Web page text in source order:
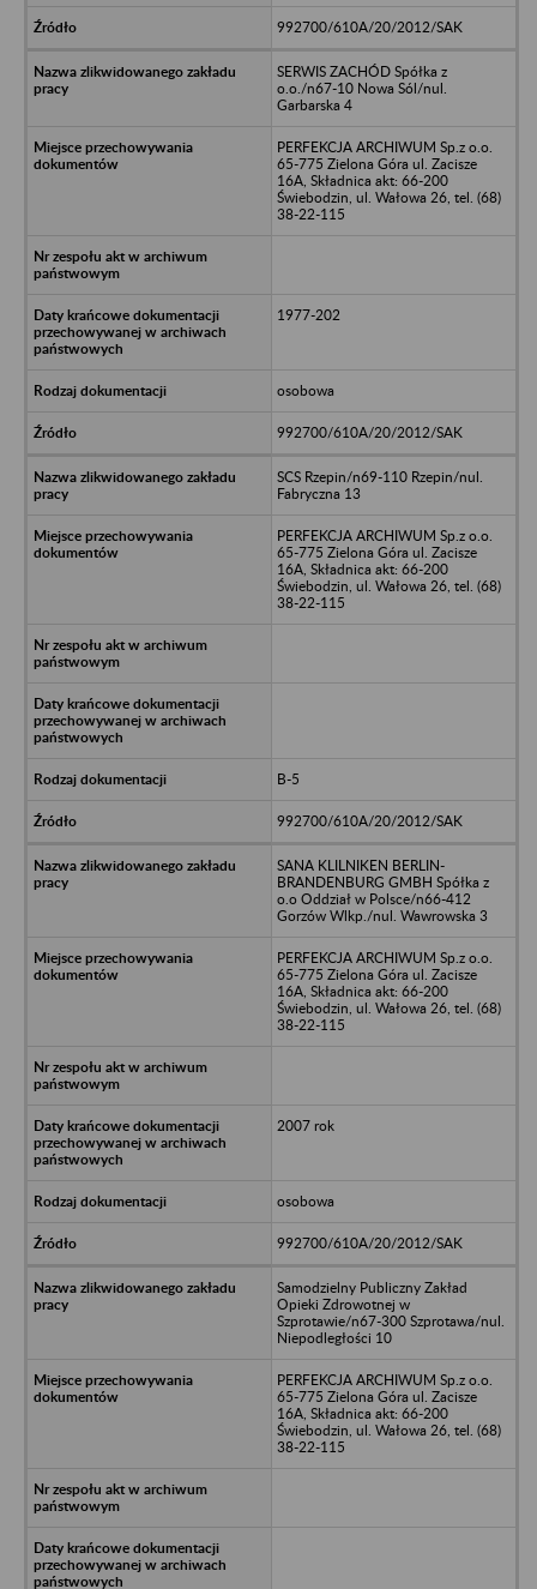
992700/610A/20/2012/SAK
SERWIS ZACHÓD Spółka z
o.o./n67-10 Nowa Sól/nul.
Garbarska 4
PERFEKCJA ARCHIWUM Sp.z o.o.
65-775 Zielona Góra ul. Zacisze
16A, Składnica akt: 66-200
Świebodzin, ul. Wałowa 26, tel. (68)
38-22-115
1977-202
osobowa
992700/610A/20/2012/SAK
SCS Rzepin/n69-110 Rzepin/nul.
Fabryczna 13
PERFEKCJA ARCHIWUM Sp.z o.o.
65-775 Zielona Góra ul. Zacisze
16A, Składnica akt: 66-200
Świebodzin, ul. Wałowa 26, tel. (68)
38-22-115
B-5
992700/610A/20/2012/SAK
SANA KLILNIKEN BERLIN-
BRANDENBURG GMBH Spółka z
o.o Oddział w Polsce/n66-412
Gorzów Wlkp./nul. Wawrowska 3
PERFEKCJA ARCHIWUM Sp.z o.o.
65-775 Zielona Góra ul. Zacisze
16A, Składnica akt: 66-200
Świebodzin, ul. Wałowa 26, tel. (68)
38-22-115
2007 rok
osobowa
992700/610A/20/2012/SAK
Samodzielny Publiczny Zakład
Opieki Zdrowotnej w
Szprotawie/n67-300 Szprotawa/nul.
Niepodległości 10
PERFEKCJA ARCHIWUM Sp.z o.o.
65-775 Zielona Góra ul. Zacisze
16A, Składnica akt: 66-200
Świebodzin, ul. Wałowa 26, tel. (68)
38-22-115